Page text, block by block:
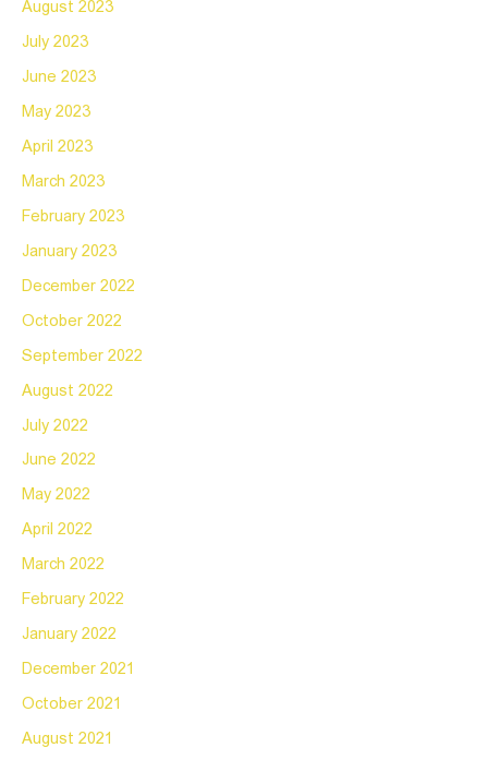
August 2023
July 2023
June 2023
May 2023
April 2023
March 2023
February 2023
January 2023
December 2022
October 2022
September 2022
August 2022
July 2022
June 2022
May 2022
April 2022
March 2022
February 2022
January 2022
December 2021
October 2021
August 2021